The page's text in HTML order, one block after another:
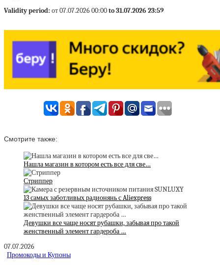
Validity period: от 07.07.2026 00:00to 31.07.2026 23:59
Смотрите также:
Нашла магазин в котором есть все для све…
Стриппер
13 самых заботливых радионянь с Aliexpress
Девушки все чаще носят рубашки, забывая про такой
женственный элемент гардероба …
07.07.2026
Промокоды и Купоны